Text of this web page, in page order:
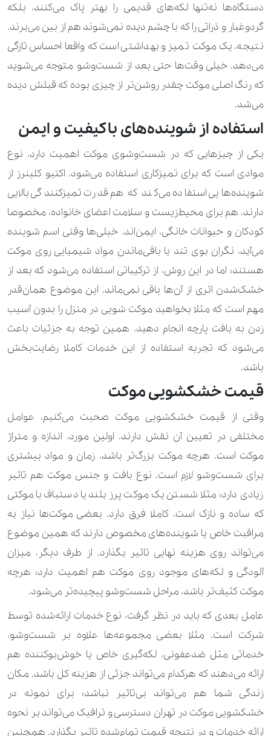
شلوار اسکی
شلوارک 90.000 تومان 140.000 تومان
شنل عروس 700.000 تومان
شومیز کارشده 230.000 تومان 310.000 تومان
عروسک بزرگ 800.000 تومان
عروسک معمولی
قبا 280.000 تومان 490.000 تومان
کاپشن
کاپشن اسکی 2.100.000 تومان
کاپشن بهاره 490.000 تومان
کاپشن چرم
کت 250.000 تومان 350.000 تومان
کت جیر 1.400.000 تومان
کت کار شده 310.000 تومان 490.000 تومان
کت و شلوار 370.000 تومان 520.000 تومان
کراپ 140.000 تومان 210.000 تومان
کروات 190.000 تومان
کلاه پارچه ای 160.000 تومان
350.000 تومان
دستگاه‌ها نه‌تنها لکه‌های قدیمی را بهتر پاک می‌کنند، بلکه
گردوغبار و ذراتی را که با چشم دیده نمی‌شوند هم از بین می‌برند.
نتیجه، یک موکت تمیز و بهداشتی است که واقعا احساس تازگی
می‌دهد. خیلی وقت‌ها حتی بعد از شست‌وشو متوجه می‌شوید
که رنگ اصلی موکت چقدر روشن‌تر از چیزی بوده که قبلش دیده
می‌شد.
استفاده از شوینده‌های باکیفیت و ایمن
یکی از چیزهایی که در شست‌وشوی موکت اهمیت دارد، نوع
موادی است که برای تمیزکاری استفاده می‌شود. اکتیو کلینرز از
شوینده‌هایی استفاده می‌کند که هم قدرت تمیزکنندگی بالایی
دارند، هم برای محیط‌زیست و سلامت اعضای خانواده، مخصوصا
کودکان و حیوانات خانگی، ایمن‌اند. خیلی‌ها وقتی اسم شوینده
می‌آید، نگران بوی تند یا باقی‌ماندن مواد شیمیایی روی موکت
هستند؛ اما در این روش، از ترکیباتی استفاده می‌شود که بعد از
خشک‌شدن اثری از آن‌ها باقی نمی‌ماند. این موضوع همان‌قدر
مهم است که مثلا بخواهید موکت شویی در منزل را بدون آسیب
زدن به بافت پارچه انجام دهید. همین توجه به جزئیات باعث
می‌شود که تجربه استفاده از این خدمات کاملا رضایت‌بخش
باشد.
قیمت خشکشویی موکت
وقتی از قیمت خشکشویی موکت صحبت می‌کنیم، عوامل
مختلفی در تعیین آن نقش دارند. اولین مورد، اندازه و متراژ
موکت است. هرچه موکت بزرگ‌تر باشد، زمان و مواد بیشتری
برای شست‌وشو لازم است. نوع بافت و جنس موکت هم تاثیر
زیادی دارد؛ مثلا شستن یک موکت پرز بلند یا دستباف با موکتی
که ساده و نازک است، کاملا فرق دارد. بعضی موکت‌ها نیاز به
مراقبت خاص یا شوینده‌های مخصوص دارند که همین موضوع
می‌تواند روی هزینه نهایی تاثیر بگذارد. از طرف دیگر، میزان
آلودگی و لکه‌های موجود روی موکت هم اهمیت دارد؛ هرچه
موکت کثیف‌تر باشد، مراحل شست‌وشو پیچیده‌تر می‌شود.
عامل بعدی که باید در نظر گرفت، نوع خدمات ارائه‌شده توسط
شرکت است. مثلا بعضی مجموعه‌ها علاوه بر شست‌وشو،
خدماتی مثل ضدعفونی، لکه‌گیری خاص یا خوش‌بوکننده هم
ارائه می‌دهند که هرکدام می‌تواند جزئی از هزینه کل باشد. مکان
زندگی شما هم می‌تواند بی‌تاثیر نباشد؛ برای نمونه در
خشکشویی موکت در تهران دسترسی و ترافیک می‌تواند بر نحوه
ارائه خدمات و در نتیجه قیمت تمام‌شده تاثیر بگذارد. همچنین